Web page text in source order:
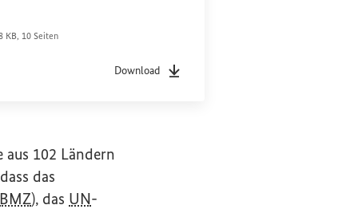
KB, Seiten
10 Seiten
Download
DateityppdfSachstandsdatum
aus 102 Ländern
das
BMZ), das UN-